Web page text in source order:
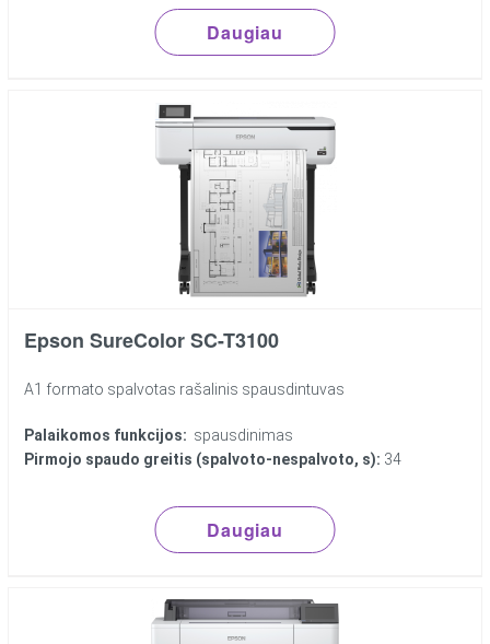
Daugiau
Epson SureColor SC-T3100
A1 formato spalvotas rašalinis spausdintuvas
Palaikomos funkcijos: spausdinimas
Pirmojo spaudo greitis (spalvoto-nespalvoto, s): 34
Daugiau